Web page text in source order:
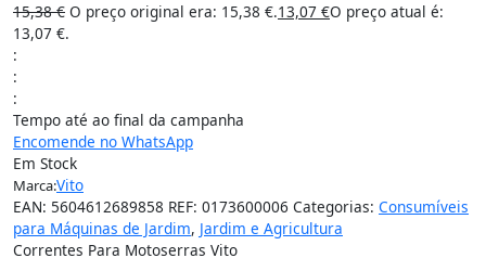
15,38€ O preço original era: 15,38 €.13,07 €O preço atual é:
13,07 €.
:
:
:
Tempo até ao final da campanha
Encomende no WhatsApp
Em Stock
Marca:Vito
EAN: 5604612689858 REF: 0173600006 Categorias: Consumíveis
para Máquinas de Jardim, Jardim e Agricultura
Correntes Para Motoserras Vito